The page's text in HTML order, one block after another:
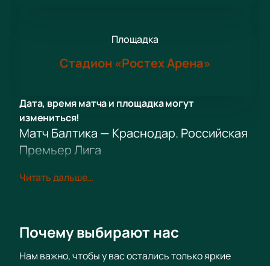
Площадка
Стадион «Ростех Арена»
Дата, время матча и площадка могут
измениться!
Матч Балтика — Краснодар. Российская
Премьер Лига
ярким событием российского футбола. Клубы
Дата и место игры
Матч пройдет в Калининграде. Адрес: Солнечный
бульвар, 25. Встреча войдет в сезон обоих клубов.
Читать дальше...
Почему выбирают нас
Нам важно, чтобы у вас остались только яркие